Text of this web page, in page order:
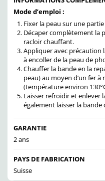
Mode d’emploi :
Fixer la peau sur une
Décaper complètement la
racloir chauffant.
Appliquer avec précaution
à encoller de la peau de
Chauffer la bande en la
peau) au moyen d’un fer à
(température environ
Laisser refroidir et enlever
également laisser la
GARANTIE
2 ans
PAYS DE FABRICATION
Suisse